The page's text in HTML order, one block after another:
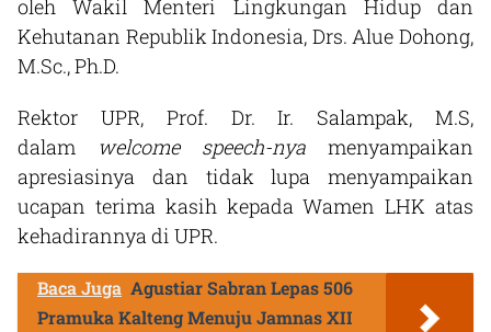
oleh Wakil Menteri Lingkungan Hidup dan
Kehutanan Republik Indonesia, Drs. Alue Dohong,
M.Sc., Ph.D.
Rektor UPR, Prof. Dr. Ir. Salampak, M.S,
dalam welcome speech-nya menyampaikan
apresiasinya dan tidak lupa menyampaikan
ucapan terima kasih kepada Wamen LHK atas
kehadirannya di UPR.
Baca Juga Agustiar Sabran Lepas 506
Pramuka Kalteng Menuju Jamnas XII